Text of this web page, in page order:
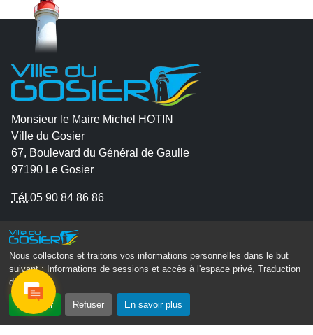
Nous collectons et traitons vos informations personnelles dans le but
suivant :
Informations de sessions et accès à l'espace privé, Traduction
des pages .
Accepter Refuser En savoir plus
Monsieur le Maire Michel HOTIN
Ville du Gosier
67, Boulevard du Général de Gaulle
97190 Le Gosier
Tél.05 90 84 86 86
Contacter la P.R.A.D.A
Contactez le délégué à la protection des données
personnelles - D.P.O
Suivez-nous